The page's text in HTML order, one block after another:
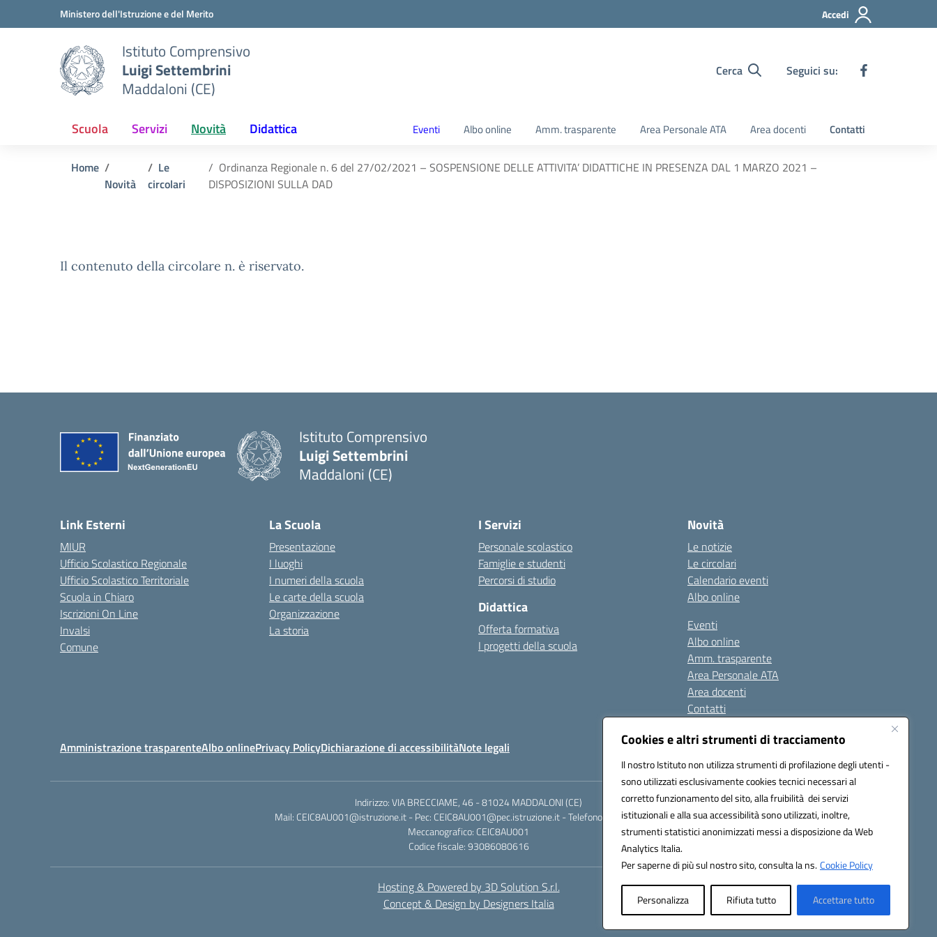
Cookies e altri strumenti di tracciamento
Il nostro Istituto non utilizza strumenti di profilazione degli utenti -
sono utilizzati esclusivamente cookies tecnici necessari al
corretto funzionamento del sito, alla fruibilità dei servizi
istituzionali e alla sua accessibilità sono utilizzati, inoltre,
strumenti statistici anonimizzati messi a disposizione da Web
Analytics Italia.
Per saperne di più sul nostro sito, consulta la ns.Cookie Policy
Personalizza Rifiuta tutto Accettare tutto
Vai ai contenuti
Vai al menu di navigazioneMinistero dell'Istruzione e del Merito Accedi
Istituto Comprensivo
Luigi Settembrini
Maddaloni (CE)
Cerca Seguici su:
Scuola Servizi Novità Didattica Eventi Albo online Amm. trasparente Area Personale ATA Area docenti Contatti
Home
Novità
Le
circolari
Ordinanza Regionale n. 6 del 27/02/2021 – SOSPENSIONE DELLE ATTIVITA’ DIDATTICHE IN PRESENZA DAL 1 MARZO 2021 –
DISPOSIZIONI SULLA DAD
Il contenuto della circolare n. è riservato.
Istituto Comprensivo
Luigi Settembrini
Maddaloni (CE)
Link Esterni
MIUR
Ufficio Scolastico Regionale
Ufficio Scolastico Territoriale
Scuola in Chiaro
Iscrizioni On Line
Invalsi
Comune
La Scuola
Presentazione
I luoghi
I numeri della scuola
Le carte della scuola
Organizzazione
La storia
I Servizi
Personale scolastico
Famiglie e studenti
Percorsi di studio
Didattica
Offerta formativa
I progetti della scuola
Novità
Le notizie
Le circolari
Calendario eventi
Albo online
Eventi
Albo online
Amm. trasparente
Area Personale ATA
Area docenti
Contatti
Amministrazione trasparenteAlbo onlinePrivacy PolicyDichiarazione di accessibilitàNote legali
Indirizzo: VIA BRECCIAME, 46 - 81024 MADDALONI (CE)
Mail: CEIC8AU001@istruzione.it - Pec: CEIC8AU001@pec.istruzione.it - Telefono: 0823408721
Meccanografico: CEIC8AU001
Codice fiscale: 93086080616
Hosting & Powered by 3D Solution S.r.l.
Concept & Design by Designers Italia